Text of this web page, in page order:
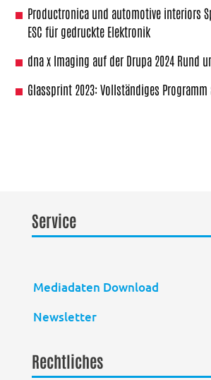
Productronica und automotive interiors
ESC für gedruckte Elektronik
dna x Imaging auf der Drupa 2024 Rund
Glassprint 2023: Vollständiges
Service
Mediadaten Download
Newsletter
Rechtliches